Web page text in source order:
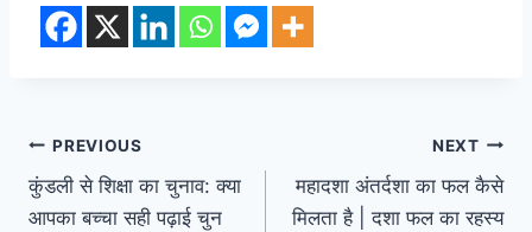
Post
navigation
PREVIOUS
कुंडली से शिक्षा का चुनाव: क्या
आपका बच्चा सही पढ़ाई चुन
NEXT
महादशा अंतर्दशा का फल कैसे
मिलता है | दशा फल का रहस्य